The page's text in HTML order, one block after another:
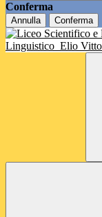
Conferma
Annulla Conferma
Linguistico Elio